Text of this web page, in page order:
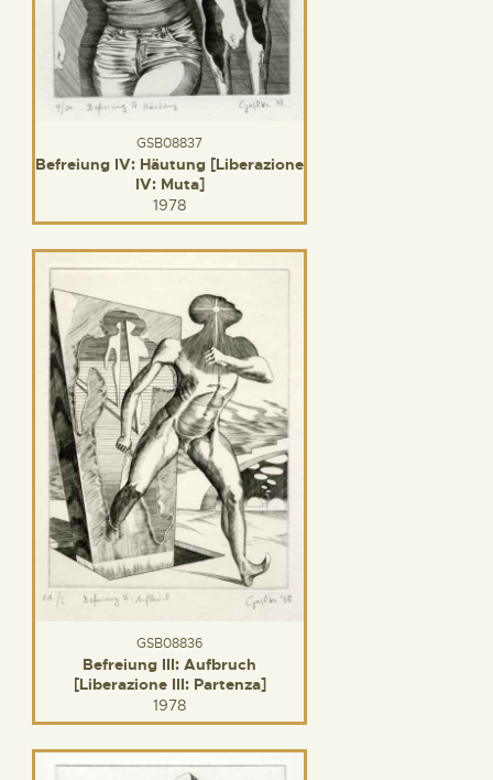
GSB08837
Befreiung IV: Häutung [Liberazione
IV: Muta]
1978
GSB08836
Befreiung III: Aufbruch
[Liberazione III: Partenza]
1978